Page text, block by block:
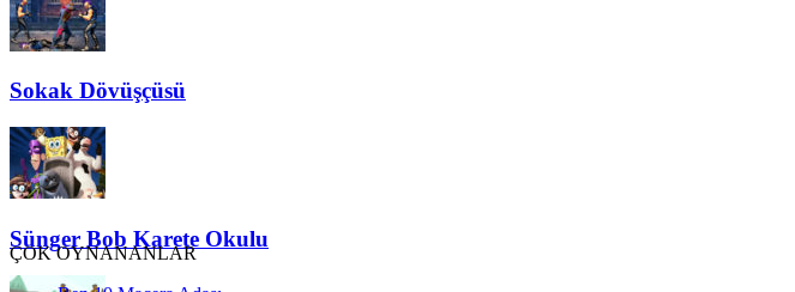
Sokak Dövüşçüsü
Sünger Bob Karete Okulu
ÇOK OYNANANLAR